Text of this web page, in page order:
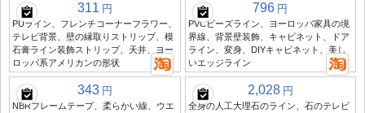
311 円
PUライン、フレンチコーナーフラワー、
テレビ背景、壁の縁取りストリップ、模
石膏ライン装飾ストリップ、天井、ヨー
ロッパ系アメリカンの形状
796 円
PVCビーズライン、ヨーロッパ家具の境
界線、背景壁装飾、キャビネット、ドア
ライン、変身、DIYキャビネット、美し
いエッジライン
343 円
NBRフレームテープ、柔らかい線、ウエ
2,028 円
全身の人工大理石のライン、石のテレビ